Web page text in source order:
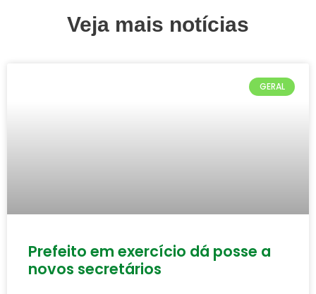
Veja mais notícias
GERAL
Prefeito em exercício dá posse a
novos secretários